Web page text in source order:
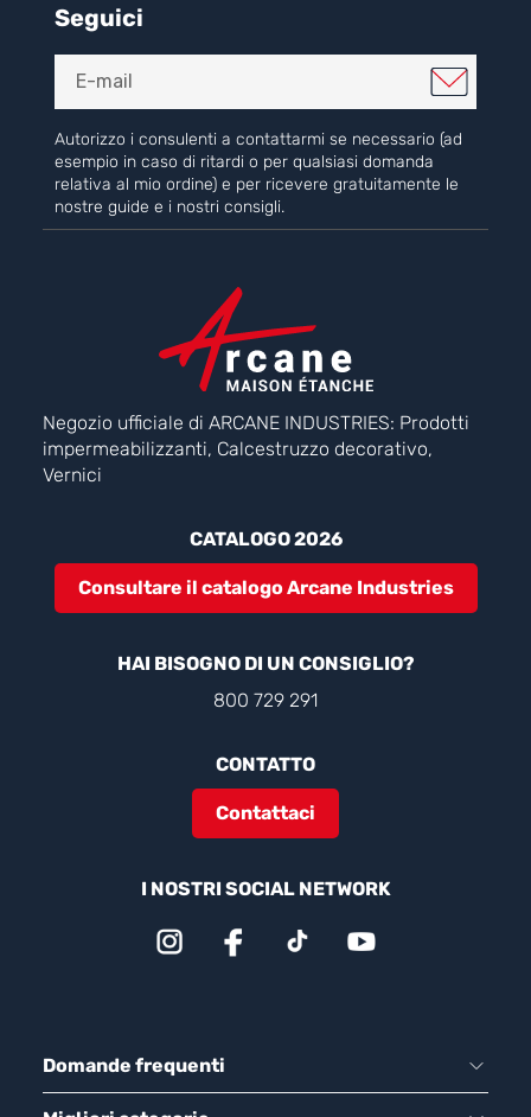
Seguici
Autorizzo i consulenti a contattarmi se necessario (ad
esempio in caso di ritardi o per qualsiasi domanda
relativa al mio ordine) e per ricevere gratuitamente le
nostre guide e i nostri consigli.
Negozio ufficiale di ARCANE INDUSTRIES: Prodotti
impermeabilizzanti, Calcestruzzo decorativo,
Vernici
CATALOGO 2026
Consultare il catalogo Arcane Industries
HAI BISOGNO DI UN CONSIGLIO?
800 729 291
CONTATTO
Contattaci
I NOSTRI SOCIAL NETWORK
Domande frequenti